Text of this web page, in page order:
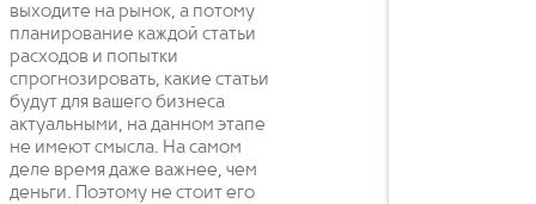
выходите на рынок, а потому
планирование каждой статьи
расходов и попытки
спрогнозировать, какие статьи
будут для вашего бизнеса
актуальными, на данном этапе
не имеют смысла. На самом
деле время даже важнее, чем
деньги. Поэтому не стоит его